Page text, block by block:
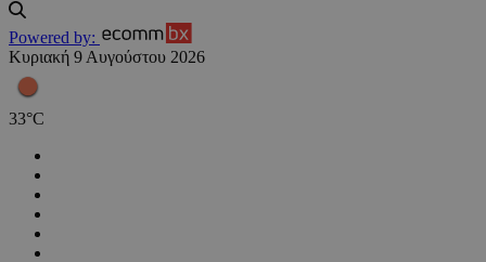
Powered by:
Κυριακή 9 Αυγούστου 2026
33°C